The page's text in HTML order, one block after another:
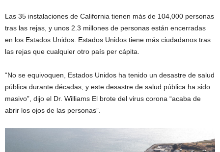
Las 35 instalaciones de California tienen más de 104,000 personas
tras las rejas, y unos 2.3 millones de personas están encerradas
en los Estados Unidos. Estados Unidos tiene más ciudadanos tras
las rejas que cualquier otro país per cápita.
“No se equivoquen, Estados Unidos ha tenido un desastre de salud
pública durante décadas, y este desastre de salud pública ha sido
masivo”, dijo el Dr. Williams El brote del virus corona “acaba de
abrir los ojos de las personas”.